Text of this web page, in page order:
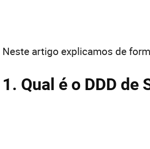
Neste artigo explicamos de
1. Qual é o DDD de